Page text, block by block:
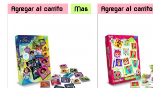
Agregar al carrito Mas Agregar al carrito